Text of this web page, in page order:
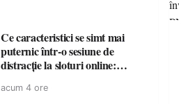
Ce caracteristici se simt mai
puternic într-o sesiune de
distracție la sloturi online:
acum 4 ore